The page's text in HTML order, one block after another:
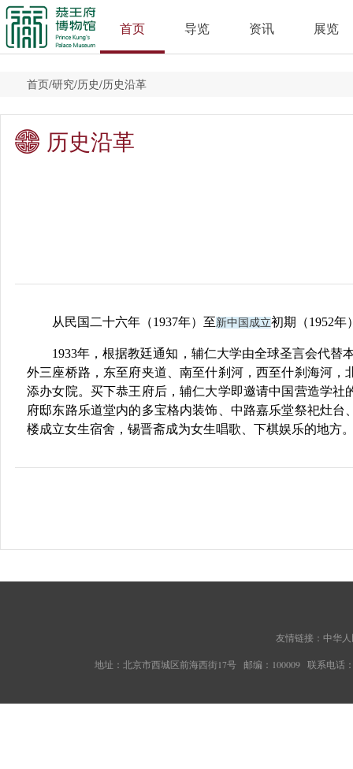
首页 导览 资讯 展览
首页/研究/历史/历史沿革
历史沿革
从民国二十六年（1937年）至新中国成立初期（1952年
1933年，根据教廷通知，辅仁大学由全球圣言会代替
外三座桥路，东至府夹道、南至什刹河，西至什刹海河
添办女院。买下恭王府后，辅仁大学即邀请中国营造学
府邸东路乐道堂内的多宝格内装饰、中路嘉乐堂祭祀灶
楼成立女生宿舍，锡晋斋成为女生唱歌、下棋娱乐的地方
友情链接： 中华
地址：北京市西城区前海西街17号 邮编：100009 联系电话